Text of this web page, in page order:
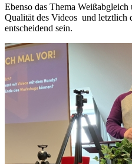
Ebenso das Thema
Qualität des Videos und letztlich
entscheidend sein.